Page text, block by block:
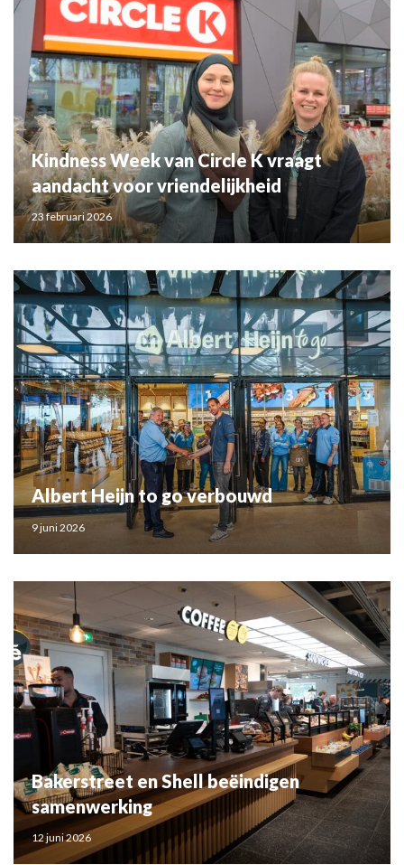
Kindness Week van Circle K vraagt
aandacht voor vriendelijkheid
23 februari 2026
Albert Heijn to go verbouwd
9 juni 2026
Bakerstreet en Shell beëindigen
samenwerking
12 juni 2026